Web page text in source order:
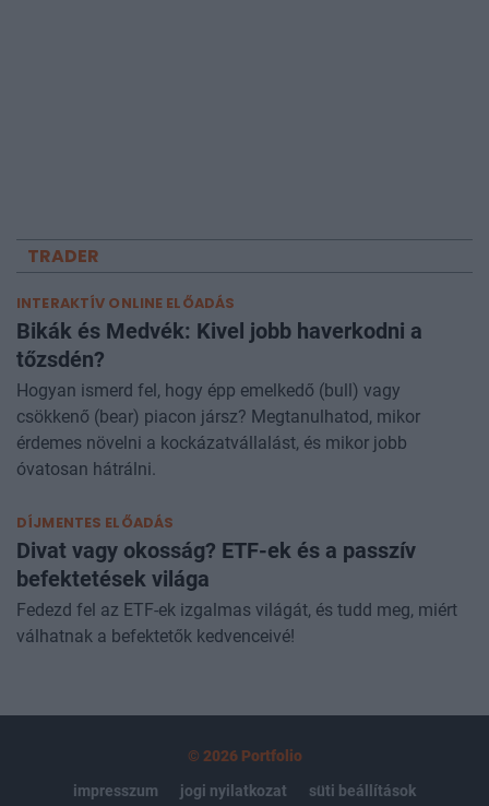
TRADER
INTERAKTÍV ONLINE ELŐADÁS
Bikák és Medvék: Kivel jobb haverkodni a
tőzsdén?
Hogyan ismerd fel, hogy épp emelkedő (bull) vagy
csökkenő (bear) piacon jársz? Megtanulhatod, mikor
érdemes növelni a kockázatvállalást, és mikor jobb
óvatosan hátrálni.
DÍJMENTES ELŐADÁS
Divat vagy okosság? ETF-ek és a passzív
befektetések világa
Fedezd fel az ETF-ek izgalmas világát, és tudd meg, miért
válhatnak a befektetők kedvenceivé!
© 2026 Portfolio
impresszum
jogi nyilatkozat süti beállítások